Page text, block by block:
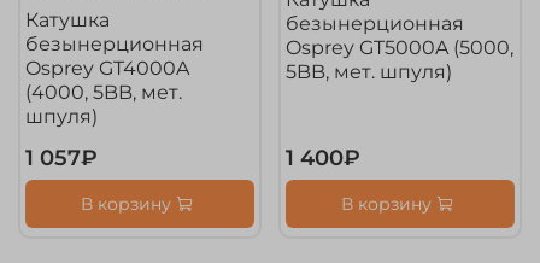
Катушка
безынерционная
Osprey GT4000A
(4000, 5BB, мет.
шпуля)
1 057₽
В корзину
безынерционная
Osprey GT5000A (5000,
5BB, мет. шпуля)
1 400₽
В корзину